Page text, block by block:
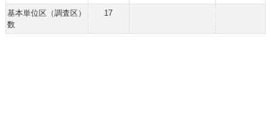
基本単位区（調査区）
数
17